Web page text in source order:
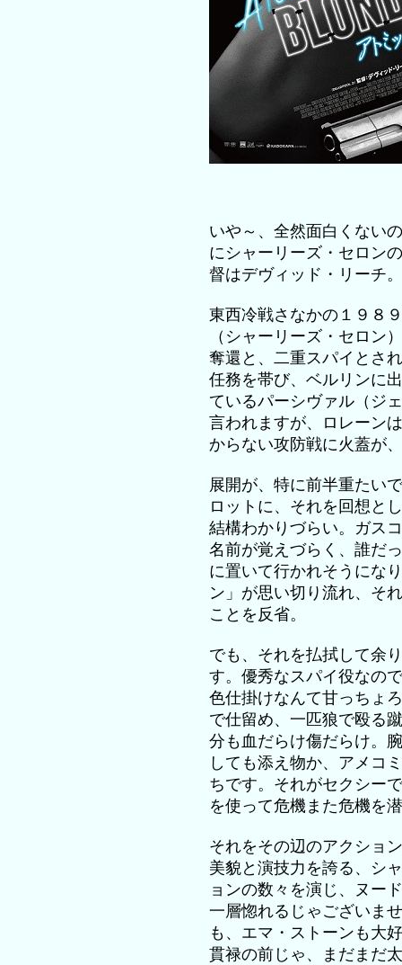
いや～、全然面白くない
にシャーリーズ・セロン
督はデヴィッド・リーチ。
東西冷戦さなかの１９８
（シャーリーズ・セロン
奪還と、二重スパイとさ
任務を帯び、ベルリンに
ているパーシヴァル（ジ
言われますが、ロレーン
からない攻防戦に火蓋が
展開が、特に前半重たい
ロットに、それを回想と
結構わかりづらい。ガス
名前が覚えづらく、誰だ
に置いて行かれそうにな
ン」が思い切り流れ、そ
ことを反省。
でも、それを払拭して余
す。優秀なスパイ役なの
色仕掛けなんて甘っちょ
で仕留め、一匹狼で殴る
分も血だらけ傷だらけ。
しても添え物か、アメコ
ちです。それがセクシー
を使って危機また危機を
それをその辺のアクショ
美貌と演技力を誇る、シ
ョンの数々を演じ、ヌー
一層惚れるじゃございま
も、エマ・ストーンも大
貫禄の前じゃ、まだまだ